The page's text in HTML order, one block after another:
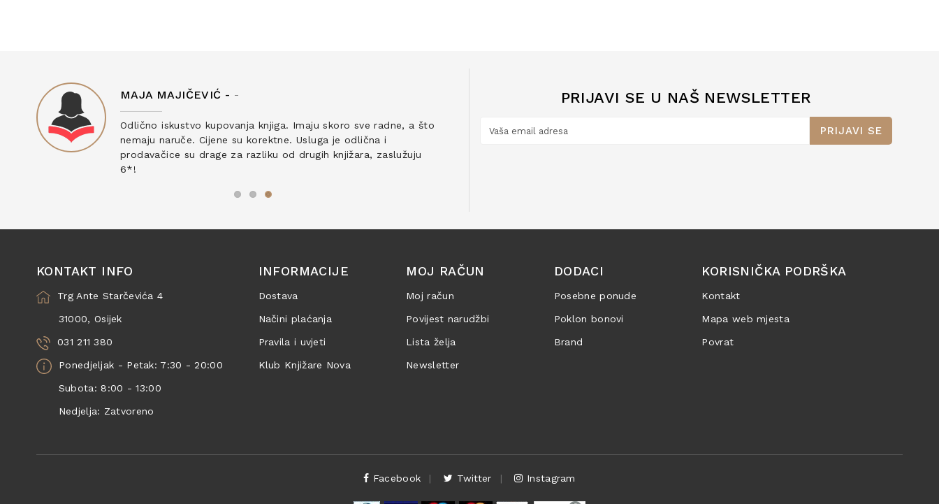
MAJA MAJIČEVIĆ - -
Odlično iskustvo kupovanja knjiga. Imaju skoro sve radne, a što
nemaju naruče. Cijene su korektne. Usluga je odlična i
prodavačice su drage za razliku od drugih knjižara, zaslužuju
6*!
PRIJAVI SE U NAŠ NEWSLETTER
PRIJAVI SE
KONTAKT INFO
Trg Ante Starčevića 4
31000, Osijek
031 211 380
Ponedjeljak - Petak: 7:30 - 20:00
Subota: 8:00 - 13:00
Nedjelja: Zatvoreno
INFORMACIJE
Dostava
Načini plaćanja
Pravila i uvjeti
Klub Knjižare Nova
MOJ RAČUN
Moj račun
Povijest narudžbi
Lista želja
Newsletter
DODACI
Posebne ponude
Poklon bonovi
Brand
KORISNIČKA PODRŠKA
Kontakt
Mapa web mjesta
Povrat
Facebook Twitter Instagram